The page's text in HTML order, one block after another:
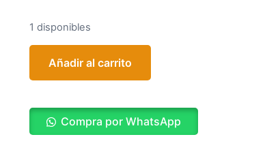
1 disponibles
Añadir al carrito
Compra por WhatsApp